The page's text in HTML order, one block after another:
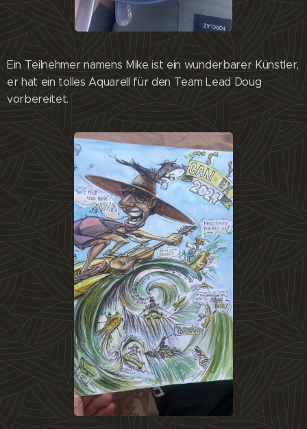
Ein Teilnehmer namens Mike ist ein wunderbarer Künstler,
er hat ein tolles Aquarell für den Team Lead Doug
vorbereitet.